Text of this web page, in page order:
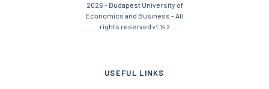
2026 - Budapest University of
Economics and Business - All
rights reserved v1.14.2
USEFUL LINKS